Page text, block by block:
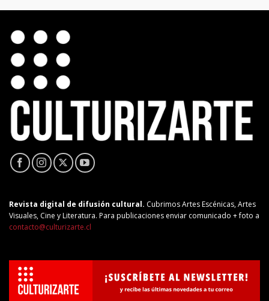
Revista digital de difusión cultural. Cubrimos Artes Escénicas, Artes
Visuales, Cine y Literatura. Para publicaciones enviar comunicado + foto a
contacto@culturizarte.cl